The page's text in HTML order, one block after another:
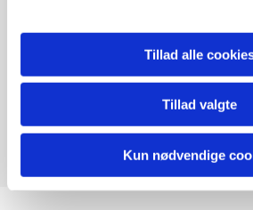
Tillad alle
Tillad valgte
Kun nødvendige